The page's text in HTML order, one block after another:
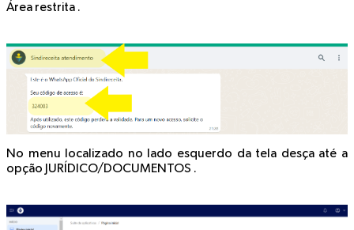
Área restrita .
No menu localizado no lado esquerdo da tela desça até a
opção JURÍDICO/DOCUMENTOS .